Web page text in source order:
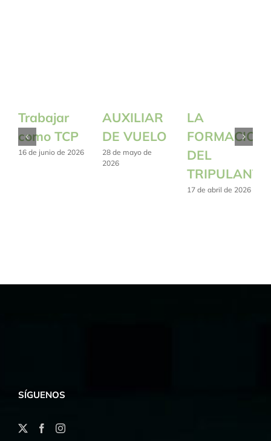
Trabajar
como TCP
16 de junio de 2026
AUXILIAR
DE VUELO
28 de mayo de
2026
LA
FORMACION
DEL
TRIPULANTE
17 de abril de 2026
SÍGUENOS